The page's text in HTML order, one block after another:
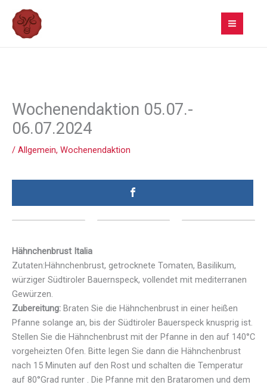
Inhalt
springen
Wochenendaktion 05.07.-
06.07.2024
/ Allgemein, Wochenendaktion
Hähnchenbrust Italia
Zutaten:Hähnchenbrust, getrocknete Tomaten, Basilikum,
würziger Südtiroler Bauernspeck, vollendet mit mediterranen
Gewürzen.
Zubereitung: Braten Sie die Hähnchenbrust in einer heißen
Pfanne solange an, bis der Südtiroler Bauerspeck knusprig ist.
Stellen Sie die Hähnchenbrust mit der Pfanne in den auf 140°C
vorgeheizten Ofen. Bitte legen Sie dann die Hähnchenbrust
nach 15 Minuten auf den Rost und schalten die Temperatur
auf 80°Grad runter . Die Pfanne mit den Brataromen und dem